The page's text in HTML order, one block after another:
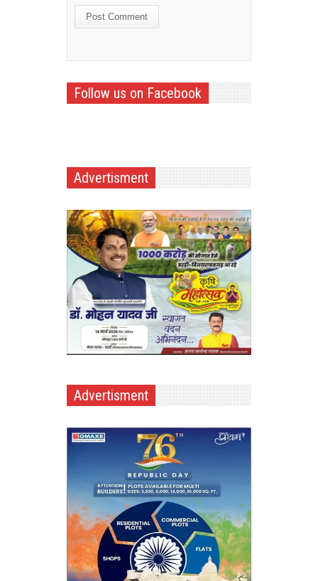
Follow us on Facebook
Advertisment
Advertisment